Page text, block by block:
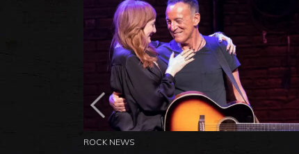
ROCK NEWS